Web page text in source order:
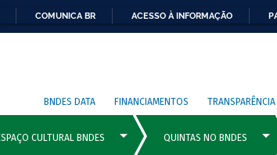
COMUNICA BR ACESSO À INFORMAÇÃO
BNDES DATA FINANCIAMENTOS TRANSPARÊNCIA